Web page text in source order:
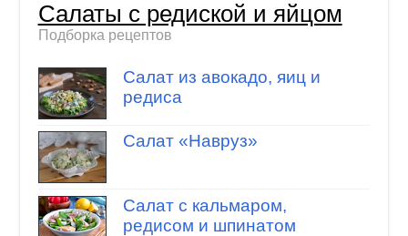
Салаты с редиской и яйцом
Подборка рецептов
Салат из авокадо, яиц и
редиса
Салат «Навруз»
Салат с кальмаром,
редисом и шпинатом